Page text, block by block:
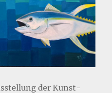
der Kunst-